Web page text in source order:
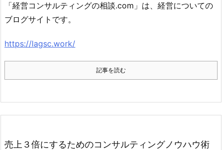
「経営コンサルティングの相談.com」は、経営についての
ブログサイトです。
https://lagsc.work/
記事を読む
売上３倍にするためのコンサルティングノウハウ術